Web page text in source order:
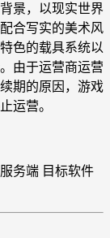
景，以现实世界
合写实的美术风
色的载具系统以
由于运营商运营
期的原因，游戏
运营。